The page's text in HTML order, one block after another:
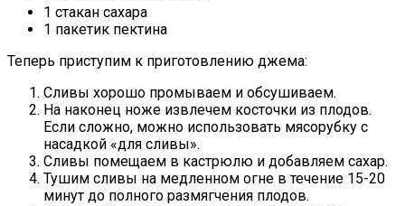
1 стакан сахара
1 пакетик пектина
Теперь приступим к приготовлению джема:
Сливы хорошо промываем и обсушиваем.
На наконец ноже извлечем косточки из плодов.
Если сложно, можно использовать мясорубку с
насадкой «для сливы».
Сливы помещаем в кастрюлю и добавляем сахар.
Тушим сливы на медленном огне в течение 15-20
минут до полного размягчения плодов.